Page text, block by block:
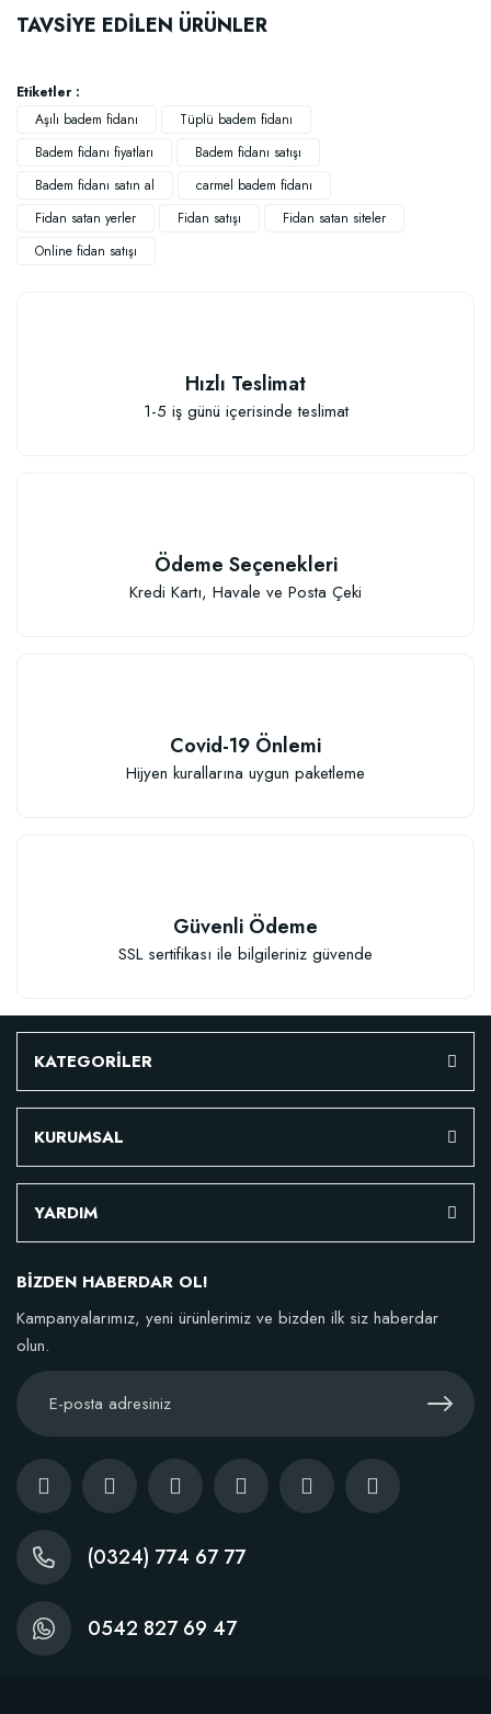
TAVSİYE EDİLEN ÜRÜNLER
Elastik Meyve Fidanı Bağlama İpi (10 Fidan İçin )
Sepete Ekle
106,81 TL
Etiketler :
Aşılı badem fidanı
Tüplü badem fidanı
Badem fidanı fiyatları
Badem fidanı satışı
Badem fidanı satın al
carmel badem fidanı
Fidan satan yerler
Fidan satışı
Fidan satan siteler
Online fidan satışı
Hızlı Teslimat
1-5 iş günü içerisinde teslimat
Ödeme Seçenekleri
Kredi Kartı, Havale ve Posta Çeki
Covid-19 Önlemi
Hijyen kurallarına uygun paketleme
Güvenli Ödeme
SSL sertifikası ile bilgileriniz güvende
KATEGORİLER
KURUMSAL
YARDIM
BİZDEN HABERDAR OL!
Kampanyalarımız, yeni ürünlerimiz ve bizden ilk siz haberdar
olun.
(0324) 774 67 77
0542 827 69 47